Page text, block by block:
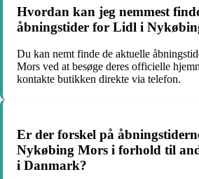
Hvordan kan jeg nemmest
åbningstider for Lidl i
Du kan nemt finde de aktuelle
Mors ved at besøge deres officielle
kontakte butikken direkte via telefon.
Er der forskel på
Nykøbing Mors i forhold til
i Danmark?